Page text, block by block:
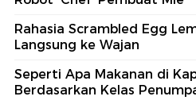
Rahasia Scrambled Egg
Langsung ke Wajan
Seperti Apa Makanan di
Berdasarkan Kelas